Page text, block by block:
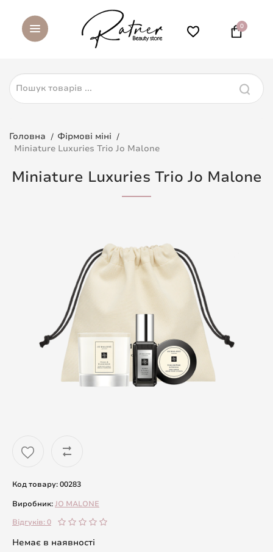
0
Головна
Фірмові міні
Miniature Luxuries Trio Jo Malone
Miniature Luxuries Trio Jo Malone
Код товару: 00283
Виробник:JO MALONE
Відгуків: 0
Немає в наявності